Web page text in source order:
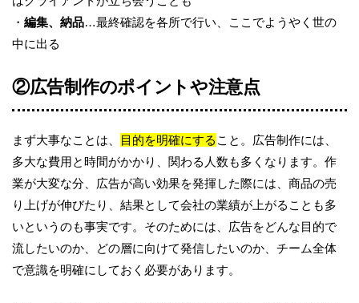
・ 編集、納品…最終確認を各所で行い、ここでようやく世の
中に出る
②広告制作のポイントや注意点
まず大事なことは、 目的を明確にする こと。広告制作には、
多大な費用と時間がかかり、関わる人数も多くなります。作
業が大変な分、広告が高い効果を発揮した際には、商品の売
り上げが伸びたり、結果として会社の業績が上がることも多
いというのも事実です。そのためには、広告をどんな目的で
流したいのか、どの層に向けて発信したいのか、チーム全体
で意識を明確にしておく必要があります。